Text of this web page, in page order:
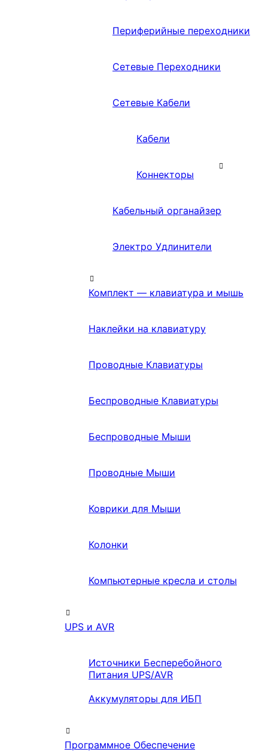
Периферийные переходники
Сетевые Переходники
Сетевые Кабели
Кабели
Коннекторы
Кабельный органайзер
Электро Удлинители
Комплект — клавиатура и мышь
Наклейки на клавиатуру
Проводные Клавиатуры
Беспроводные Клавиатуры
Беспроводные Мыши
Проводные Мыши
Коврики для Мыши
Колонки
Компьютерные кресла и столы
UPS и AVR
Источники Бесперебойного
Питания UPS/AVR
Аккумуляторы для ИБП
Программное Обеспечение